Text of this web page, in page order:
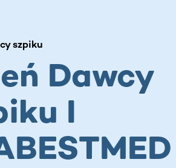
szpiku
Dawcy
I